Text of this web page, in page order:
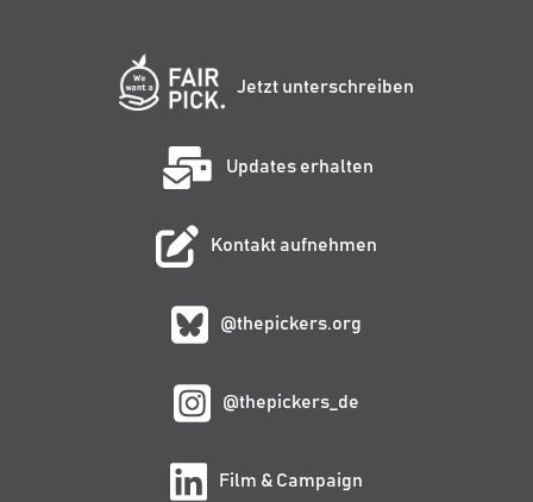
Jetzt unterschreiben
Updates erhalten
Kontakt aufnehmen
@thepickers.org
@thepickers_de
Film & Campaign